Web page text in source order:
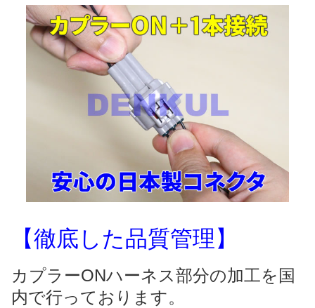
【徹底した品質管理】
カプラーONハーネス部分の加工を国
内で行っております。